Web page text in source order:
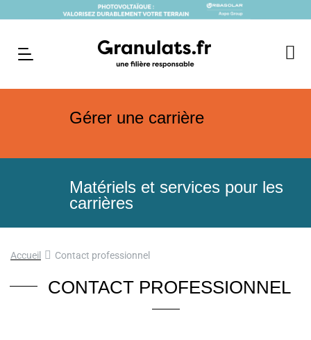
Gérer une carrière
Matériels et services pour les
carrières
Accueil Contact professionnel
CONTACT PROFESSIONNEL